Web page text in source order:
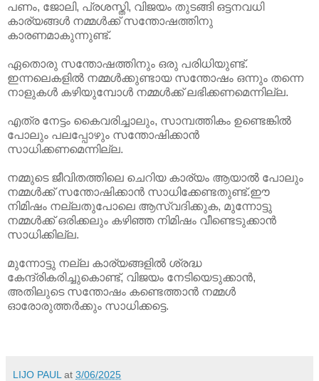
പണം, ജോലി, പ്രശസ്തി, വിജയം തുടങ്ങി ഒട്ടനവധി
കാര്യങ്ങൾ നമ്മൾക്ക് സന്തോഷത്തിനു
കാരണമാകുന്നുണ്ട്.
ഏതൊരു സന്തോഷത്തിനും ഒരു പരിധിയുണ്ട്.
ഇന്നലെകളിൽ നമ്മൾക്കുണ്ടായ സന്തോഷം ഒന്നും തന്നെ
നാളുകൾ കഴിയുമ്പോൾ നമ്മൾക്ക് ലഭിക്കണമെന്നില്ല.
എത്ര നേട്ടം കൈവരിച്ചാലും, സാമ്പത്തികം ഉണ്ടെങ്കിൽ
പോലും പലപ്പോഴും സന്തോഷിക്കാൻ
സാധിക്കണമെന്നില്ല.
നമ്മുടെ ജീവിതത്തിലെ ചെറിയ കാര്യം ആയാൽ പോലും
നമ്മൾക്ക് സന്തോഷിക്കാൻ സാധിക്കേണ്ടതുണ്ട്.ഈ
നിമിഷം നല്ലതുപോലെ ആസ്വദിക്കുക, മുന്നോട്ടു
നമ്മൾക്ക് ഒരിക്കലും കഴിഞ്ഞ നിമിഷം വീണ്ടെടുക്കാൻ
സാധിക്കില്ല.
മുന്നോട്ടു നല്ല കാര്യങ്ങളിൽ ശ്രദ്ധ
കേന്ദ്രികരിച്ചുകൊണ്ട്, വിജയം നേടിയെടുക്കാൻ,
അതിലുടെ സന്തോഷം കണ്ടെത്താൻ നമ്മൾ
ഓരോരുത്തർക്കും സാധിക്കട്ടെ.
LIJO PAUL at 3/06/2025